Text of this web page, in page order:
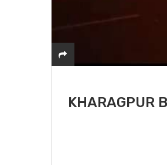
KHARAGPUR